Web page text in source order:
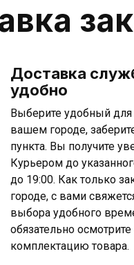
Доставка
удобно
Выберите удобный
вашем городе,
пункта. Вы получите
Курьером до
до 19:00. Как только
городе, с вами
выбора удобного
обязательно
комплектацию товара.